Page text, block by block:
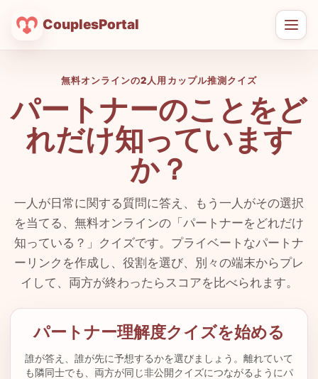
CouplesPortal
メ
ニ
を
開
く
無料オンラインの2人用カップル推測クイズ
パートナーのことをど
れだけ知っています
か？
一人が日常に関する質問に答え、もう一人がその選択
を当てる、無料オンラインの「パートナーをどれだけ
知っている？」クイズです。プライベートなパートナ
ーリンクを作成し、役割を選び、別々の端末からプレ
イして、両方が終わったらスコアを比べられます。
パートナー理解度クイズを始める
誰が答え、誰が先に予想するかを選びましょう。離れていて
も隣同士でも、両方が同じ非公開クイズにつながるようにパ